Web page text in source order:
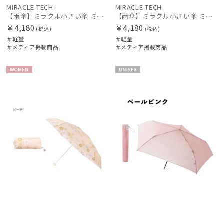
MIRACLE TECH
【雨傘】ミラクル小さい傘 ミラクルテック (MIRACLE TECH) プレーン 50㎝ 最小折りたたみ傘 晴雨兼用 UV 軽量 レディース メンズ ユニセックス
￥4,180 (税込)
＃軽量
＃メディア掲載商品
MIRACLE TECH
【雨傘】ミラクル小さい傘 ミラクルテック (MIRACLE TECH) モザイク 50㎝ 最小折りたたみ傘 晴雨兼用 UV 軽量 レディース メンズ ユニセックス
￥4,180 (税込)
＃軽量
＃メディア掲載商品